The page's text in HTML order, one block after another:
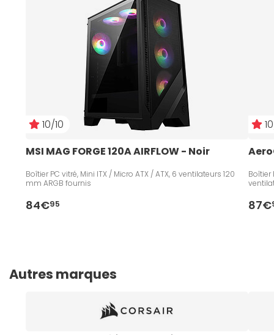
10/10
MSI MAG FORGE 120A AIRFLOW - Noir
Boîtier PC vitré, Mini ITX / Micro ATX / ATX, 6 ventilateurs 120
mm ARGB fournis
84€95
Boîtier
87€
Autres marques